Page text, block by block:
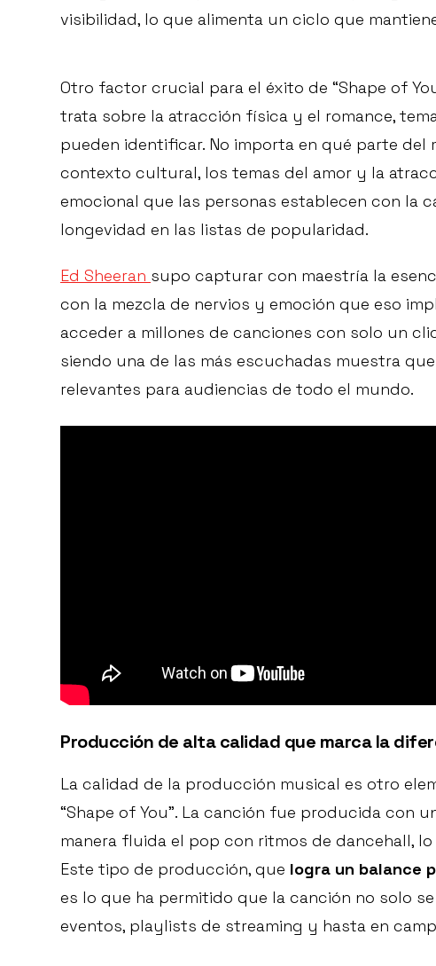
visibilidad, lo que alimenta un ciclo que
Otro factor crucial para el éxito de “Shape of
trata sobre la atracción física y el romance,
pueden identificar. No importa en qué parte
contexto cultural, los temas del amor y la
emocional que las personas establecen con la
longevidad en las listas de popularidad.
Ed Sheeran supo capturar con maestría la
con la mezcla de nervios y emoción que eso
acceder a millones de canciones con solo un
siendo una de las más escuchadas muestra
relevantes para audiencias de todo el mundo.
Producción de alta calidad que marca la
La calidad de la producción musical es otro
“Shape of You”. La canción fue producida con
manera fluida el pop con ritmos de dancehall,
Este tipo de producción, que logra un balance
es lo que ha permitido que la canción no solo
eventos, playlists de streaming y hasta en